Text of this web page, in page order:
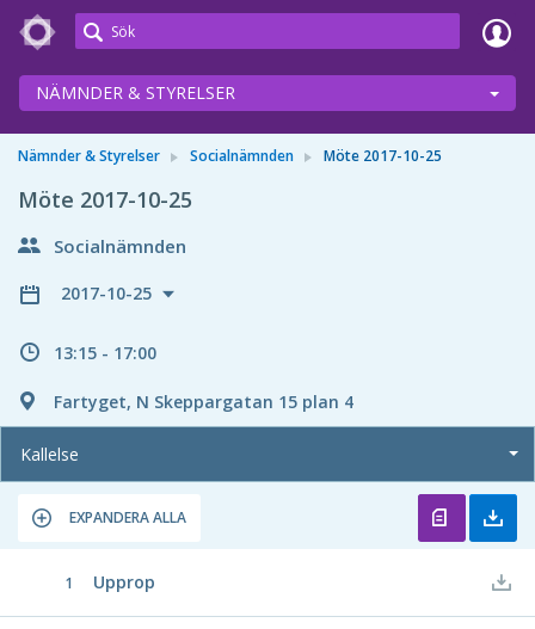
Meetings+
NÄMNDER & STYRELSER
Nämnder & Styrelser Socialnämnden Möte 2017-10-25
Möte 2017-10-25
Socialnämnden
2017-10-25
13:15 - 17:00
Fartyget, N Skeppargatan 15 plan 4
Kallelse
EXPANDERA ALLA
1 Upprop